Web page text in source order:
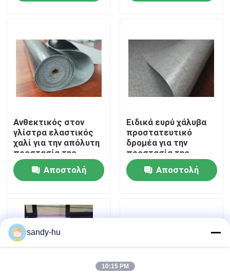
Σχετικά με εμάς
Επισκέψεις στο εργοστάσιο
Επικοινωνήστε μαζί μας
Ειδήσεις
Υποθέσεις
προστάτης πατωμάτων
Προστασία πατωμάτων
Ανθεκτικός στον
γλίστρα ελαστικός
χαλί για την απόλυτη
προστασία της
εισόδου
Αποστολή
Ειδικά ευρύ χάλυβα
προστατευτικό
δρομέα για την
προστασία της
υψηλής κυκλοφορίας
Αποστολή
sandy-hu
10:15 PM